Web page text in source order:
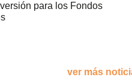
para los Fondos
ver más